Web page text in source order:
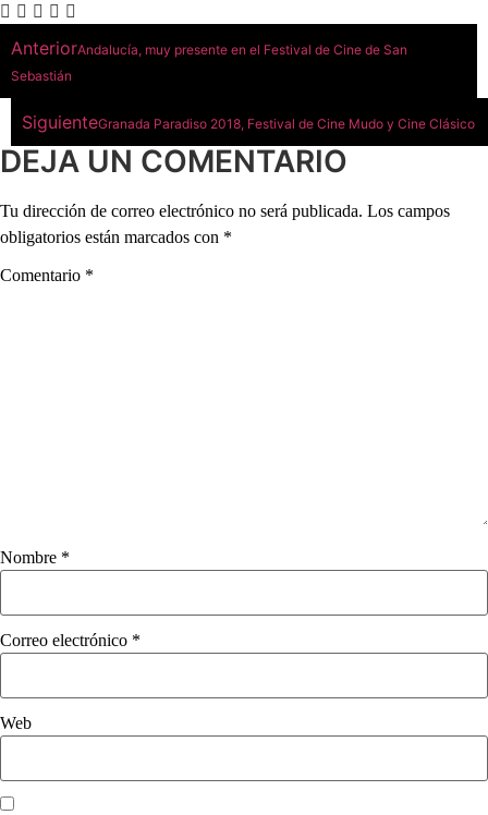
AnteriorAndalucía, muy presente en el Festival de Cine de San
Sebastián
SiguienteGranada Paradiso 2018, Festival de Cine Mudo y Cine Clásico
DEJA UN COMENTARIO
Tu dirección de correo electrónico no será publicada. Los campos
obligatorios están marcados con *
Comentario *
Nombre *
Correo electrónico *
Web